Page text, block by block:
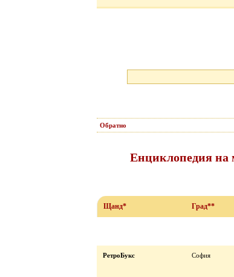
Обратно
Енциклопедия на
Щанд* Град**
РетроБукс София